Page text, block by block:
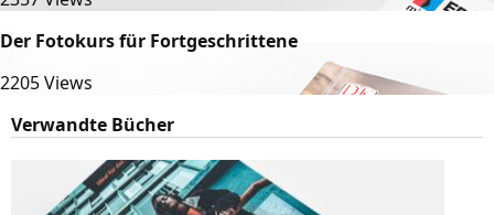
Der Fotokurs für Fortgeschrittene
2205 Views
Verwandte Bücher